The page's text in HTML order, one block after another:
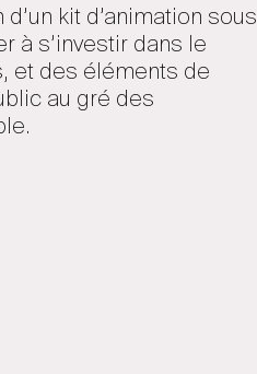
kit d’animation sous
à s’investir dans le
et des éléments de
au gré des